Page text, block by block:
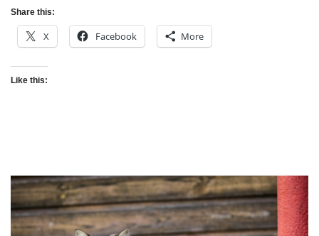
Share this:
X Facebook More
Like this: